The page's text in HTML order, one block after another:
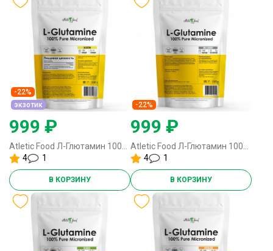
-22%
экзотик
999 ₽
4
1
В КОРЗИНУ
-22%
999 ₽
4
1
В КОРЗИНУ